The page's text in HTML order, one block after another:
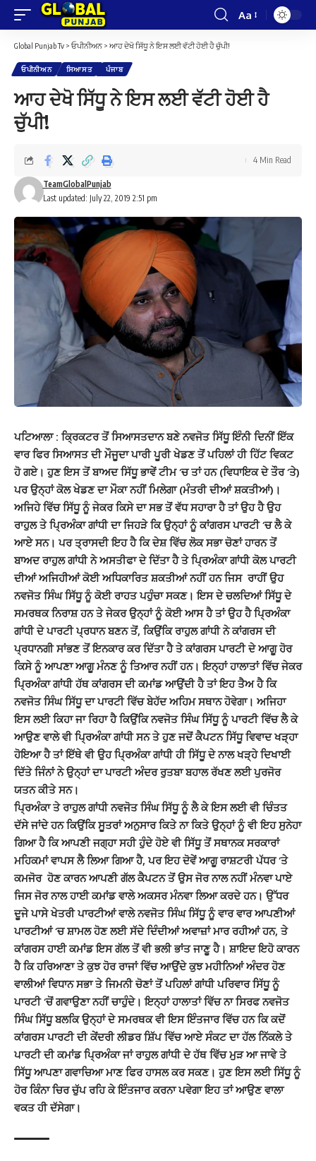
Font
Aa
Global Punjab Tv > ਓਪੀਨੀਅਨ > ਆਹ ਦੇਖੋ ਸਿੱਧੂ ਨੇ ਇਸ ਲਈ ਵੱਟੀ ਹੋਈ ਹੈ ਚੁੱਪੀ!
ਓਪੀਨੀਅਨ ਸਿਆਸਤ ਪੰਜਾਬ
ਆਹ ਦੇਖੋ ਸਿੱਧੂ ਨੇ ਇਸ ਲਈ ਵੱਟੀ ਹੋਈ ਹੈ
ਚੁੱਪੀ!
Last updated: July 22, 2019 2:51 pm
TeamGlobalPunjab
4 Min Read
ਪਟਿਆਲਾ : ਕ੍ਰਿਕਟਰ ਤੋਂ ਸਿਆਸਤਦਾਨ ਬਣੇ ਨਵਜੋਤ ਸਿੱਧੂ ਇੰਨੀ ਦਿਨੀਂ ਇੱਕ
ਵਾਰ ਫਿਰ ਸਿਆਸਤ ਦੀ ਮੌਜੂਦਾ ਪਾਰੀ ਪੂਰੀ ਖੇਡਣ ਤੋਂ ਪਹਿਲਾਂ ਹੀ ਹਿੱਟ ਵਿਕਟ
ਹੋ ਗਏ। ਹੁਣ ਇਸ ਤੋਂ ਬਾਅਦ ਸਿੱਧੂ ਭਾਵੇਂ ਟੀਮ ‘ਚ ਤਾਂ ਹਨ (ਵਿਧਾਇਕ ਦੇ ਤੌਰ ‘ਤੇ)
ਪਰ ਉਨ੍ਹਾਂ ਕੋਲ ਖੇਡਣ ਦਾ ਮੌਕਾ ਨਹੀਂ ਮਿਲੇਗਾ (ਮੰਤਰੀ ਦੀਆਂ ਸ਼ਕਤੀਆਂ)।
ਅਜਿਹੇ ਵਿੱਚ ਸਿੱਧੂ ਨੂੰ ਜੇਕਰ ਕਿਸੇ ਦਾ ਸਭ ਤੋਂ ਵੱਧ ਸਹਾਰਾ ਹੈ ਤਾਂ ਉਹ ਹੈ ਉਹ
ਰਾਹੁਲ ਤੇ ਪ੍ਰਿਅੰਕਾ ਗਾਂਧੀ ਦਾ ਜਿਹੜੇ ਕਿ ਉਨ੍ਹਾਂ ਨੂੰ ਕਾਂਗਰਸ ਪਾਰਟੀ ‘ਚ ਲੈ ਕੇ
ਆਏ ਸਨ। ਪਰ ਤ੍ਰਾਸਦੀ ਇਹ ਹੈ ਕਿ ਦੇਸ਼ ਵਿੱਚ ਲੋਕ ਸਭਾ ਚੋਣਾਂ ਹਾਰਨ ਤੋਂ
ਬਾਅਦ ਰਾਹੁਲ ਗਾਂਧੀ ਨੇ ਅਸਤੀਫਾ ਦੇ ਦਿੱਤਾ ਹੈ ਤੇ ਪ੍ਰਿਅੰਕਾ ਗਾਂਧੀ ਕੋਲ ਪਾਰਟੀ
ਦੀਆਂ ਅਜਿਹੀਆਂ ਕੋਈ ਅਧਿਕਾਰਿਤ ਸ਼ਕਤੀਆਂ ਨਹੀਂ ਹਨ ਜਿਸ ਰਾਹੀਂ ਉਹ
ਨਵਜੋਤ ਸਿੰਘ ਸਿੱਧੂ ਨੂੰ ਕੋਈ ਰਾਹਤ ਪਹੁੰਚਾ ਸਕਣ। ਇਸ ਦੇ ਚਲਦਿਆਂ ਸਿੱਧੂ ਦੇ
ਸਮਰਥਕ ਨਿਰਾਸ਼ ਹਨ ਤੇ ਜੇਕਰ ਉਨ੍ਹਾਂ ਨੂੰ ਕੋਈ ਆਸ ਹੈ ਤਾਂ ਉਹ ਹੈ ਪ੍ਰਿਅੰਕਾ
ਗਾਂਧੀ ਦੇ ਪਾਰਟੀ ਪ੍ਰਧਾਨ ਬਣਨ ਤੋਂ, ਕਿਉਂਕਿ ਰਾਹੁਲ ਗਾਂਧੀ ਨੇ ਕਾਂਗਰਸ ਦੀ
ਪ੍ਰਧਾਨਗੀ ਸਾਂਭਣ ਤੋਂ ਇਨਕਾਰ ਕਰ ਦਿੱਤਾ ਹੈ ਤੇ ਕਾਂਗਰਸ ਪਾਰਟੀ ਦੇ ਆਗੂ ਹੋਰ
ਕਿਸੇ ਨੂੰ ਆਪਣਾ ਆਗੂ ਮੰਨਣ ਨੂੰ ਤਿਆਰ ਨਹੀਂ ਹਨ। ਇਨ੍ਹਾਂ ਹਾਲਾਤਾਂ ਵਿੱਚ ਜੇਕਰ
ਪ੍ਰਿਅੰਕਾ ਗਾਂਧੀ ਹੱਥ ਕਾਂਗਰਸ ਦੀ ਕਮਾਂਡ ਆਉਂਦੀ ਹੈ ਤਾਂ ਇਹ ਤੈਅ ਹੈ ਕਿ
ਨਵਜੋਤ ਸਿੰਘ ਸਿੱਧੂ ਦਾ ਪਾਰਟੀ ਵਿੱਚ ਬੇਹੱਦ ਅਹਿਮ ਸਥਾਨ ਹੋਵੇਗਾ। ਅਜਿਹਾ
ਇਸ ਲਈ ਕਿਹਾ ਜਾ ਰਿਹਾ ਹੈ ਕਿਉਂਕਿ ਨਵਜੋਤ ਸਿੰਘ ਸਿੱਧੂ ਨੂੰ ਪਾਰਟੀ ਵਿੱਚ ਲੈ ਕੇ
ਆਉਣ ਵਾਲੇ ਵੀ ਪ੍ਰਿਅੰਕਾ ਗਾਂਧੀ ਸਨ ਤੇ ਹੁਣ ਜਦੋਂ ਕੈਪਟਨ ਸਿੱਧੂ ਵਿਵਾਦ ਖੜ੍ਹਾ
ਹੋਇਆ ਹੈ ਤਾਂ ਇੱਥੇ ਵੀ ਉਹ ਪ੍ਰਿਅੰਕਾ ਗਾਂਧੀ ਹੀ ਸਿੱਧੂ ਦੇ ਨਾਲ ਖੜ੍ਹੇ ਦਿਖਾਈ
ਦਿੱਤੇ ਜਿੰਨਾਂ ਨੇ ਉਨ੍ਹਾਂ ਦਾ ਪਾਰਟੀ ਅੰਦਰ ਰੁਤਬਾ ਬਹਾਲ ਰੱਖਣ ਲਈ ਪੁਰਜੋਰ
ਯਤਨ ਕੀਤੇ ਸਨ।
ਪ੍ਰਿਅੰਕਾ ਤੇ ਰਾਹੁਲ ਗਾਂਧੀ ਨਵਜੋਤ ਸਿੰਘ ਸਿੱਧੂ ਨੂੰ ਲੈ ਕੇ ਇਸ ਲਈ ਵੀ ਚਿੰਤਤ
ਦੱਸੇ ਜਾਂਦੇ ਹਨ ਕਿਉਂਕਿ ਸੂਤਰਾਂ ਅਨੁਸਾਰ ਕਿਤੇ ਨਾ ਕਿਤੇ ਉਨ੍ਹਾਂ ਨੂੰ ਵੀ ਇਹ ਸੁਨੇਹਾ
ਗਿਆ ਹੈ ਕਿ ਆਪਣੀ ਜਗ੍ਹਾ ਸਹੀ ਹੁੰਦੇ ਹੋਏ ਵੀ ਸਿੱਧੂ ਤੋਂ ਸਥਾਨਕ ਸਰਕਾਰਾਂ
ਮਹਿਕਮਾਂ ਵਾਪਸ ਲੈ ਲਿਆ ਗਿਆ ਹੈ, ਪਰ ਇਹ ਦੋਵੇਂ ਆਗੂ ਰਾਸ਼ਟਰੀ ਪੱਧਰ ‘ਤੇ
ਕਮਜੋਰ ਹੋਣ ਕਾਰਨ ਆਪਣੀ ਗੱਲ ਕੈਪਟਨ ਤੋਂ ਉਸ ਜੋਰ ਨਾਲ ਨਹੀਂ ਮੰਨਵਾ ਪਾਏ
ਜਿਸ ਜੋਰ ਨਾਲ ਹਾਈ ਕਮਾਂਡ ਵਾਲੇ ਅਕਸਰ ਮੰਨਵਾ ਲਿਆ ਕਰਦੇ ਹਨ। ਉੱਧਰ
ਦੂਜੇ ਪਾਸੇ ਖੇਤਰੀ ਪਾਰਟੀਆਂ ਵਾਲੇ ਨਵਜੋਤ ਸਿੰਘ ਸਿੱਧੂ ਨੂੰ ਵਾਰ ਵਾਰ ਆਪਣੀਆਂ
ਪਾਰਟੀਆਂ ‘ਚ ਸ਼ਾਮਲ ਹੋਣ ਲਈ ਸੱਦੇ ਦਿੰਦੀਆਂ ਅਵਾਜ਼ਾਂ ਮਾਰ ਰਹੀਆਂ ਹਨ, ਤੇ
ਕਾਂਗਰਸ ਹਾਈ ਕਮਾਂਡ ਇਸ ਗੱਲ ਤੋਂ ਵੀ ਭਲੀ ਭਾਂਤ ਜਾਣੂ ਹੈ। ਸ਼ਾਇਦ ਇਹੋ ਕਾਰਨ
ਹੈ ਕਿ ਹਰਿਆਣਾ ਤੇ ਕੁਝ ਹੋਰ ਰਾਜਾਂ ਵਿੱਚ ਆਉਂਦੇ ਕੁਝ ਮਹੀਨਿਆਂ ਅੰਦਰ ਹੋਣ
ਵਾਲੀਆਂ ਵਿਧਾਨ ਸਭਾ ਤੇ ਜਿਮਨੀ ਚੋਣਾਂ ਤੋਂ ਪਹਿਲਾਂ ਗਾਂਧੀ ਪਰਿਵਾਰ ਸਿੱਧੂ ਨੂੰ
ਪਾਰਟੀ ‘ਚੋਂ ਗਵਾਉਣਾ ਨਹੀਂ ਚਾਹੁੰਦੇ। ਇਨ੍ਹਾਂ ਹਾਲਾਤਾਂ ਵਿੱਚ ਨਾ ਸਿਰਫ ਨਵਜੋਤ
ਸਿੰਘ ਸਿੱਧੂ ਬਲਕਿ ਉਨ੍ਹਾਂ ਦੇ ਸਮਰਥਕ ਵੀ ਇਸ ਇੰਤਜਾਰ ਵਿੱਚ ਹਨ ਕਿ ਕਦੋਂ
ਕਾਂਗਰਸ ਪਾਰਟੀ ਦੀ ਕੇਂਦਰੀ ਲੀਡਰ ਸ਼ਿੱਪ ਵਿੱਚ ਆਏ ਸੰਕਟ ਦਾ ਹੱਲ ਨਿੱਕਲੇ ਤੇ
ਪਾਰਟੀ ਦੀ ਕਮਾਂਡ ਪ੍ਰਿਅੰਕਾ ਜਾਂ ਰਾਹੁਲ ਗਾਂਧੀ ਦੇ ਹੱਥ ਵਿੱਚ ਮੁੜ ਆ ਜਾਵੇ ਤੇ
ਸਿੱਧੂ ਆਪਣਾ ਗਵਾਚਿਆ ਮਾਣ ਫਿਰ ਹਾਸਲ ਕਰ ਸਕਣ। ਹੁਣ ਇਸ ਲਈ ਸਿੱਧੂ ਨੂੰ
ਹੋਰ ਕਿੰਨਾ ਚਿਰ ਚੁੱਪ ਰਹਿ ਕੇ ਇੰਤਜਾਰ ਕਰਨਾ ਪਵੇਗਾ ਇਹ ਤਾਂ ਆਉਣ ਵਾਲਾ
ਵਕਤ ਹੀ ਦੱਸੇਗਾ।